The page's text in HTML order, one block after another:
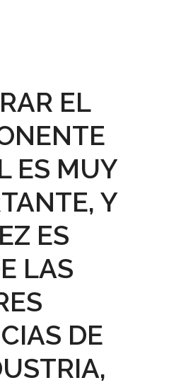
EL
ES MUY
Y
ES
LAS
DE